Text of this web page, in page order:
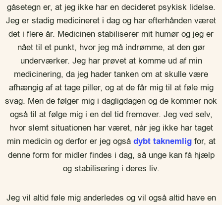
gåsetegn er, at jeg ikke har en decideret psykisk lidelse.
Jeg er stadig medicineret i dag og har efterhånden været
det i flere år. Medicinen stabiliserer mit humør og jeg er
nået til et punkt, hvor jeg må indrømme, at den gør
underværker. Jeg har prøvet at komme ud af min
medicinering, da jeg hader tanken om at skulle være
afhængig af at tage piller, og at de får mig til at føle mig
svag. Men de følger mig i dagligdagen og de kommer nok
også til at følge mig i en del tid fremover. Jeg ved selv,
hvor slemt situationen har været, når jeg ikke har taget
min medicin og derfor er jeg også dybt taknemlig for, at
denne form for midler findes i dag, så unge kan få hjælp
og stabilisering i deres liv.
Jeg vil altid føle mig anderledes og vil også altid have en